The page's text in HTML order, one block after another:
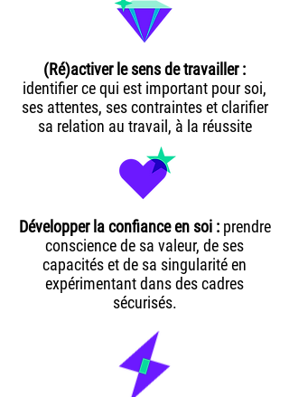
(Ré)activer le sens de travailler :
identifier ce qui est important pour soi,
ses attentes, ses contraintes et clarifier
sa relation au travail, à la réussite
Développer la confiance en soi : prendre
conscience de sa valeur, de ses
capacités et de sa singularité en
expérimentant dans des cadres
sécurisés.